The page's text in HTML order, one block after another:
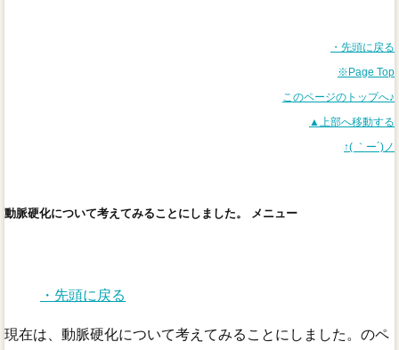
・先頭に戻る
※Page Top
このページのトップへ♪
▲上部へ移動する
↑( ｀ー´)ノ
動脈硬化について考えてみることにしました。 メニュー
・先頭に戻る
現在は、動脈硬化について考えてみることにしました。のペ